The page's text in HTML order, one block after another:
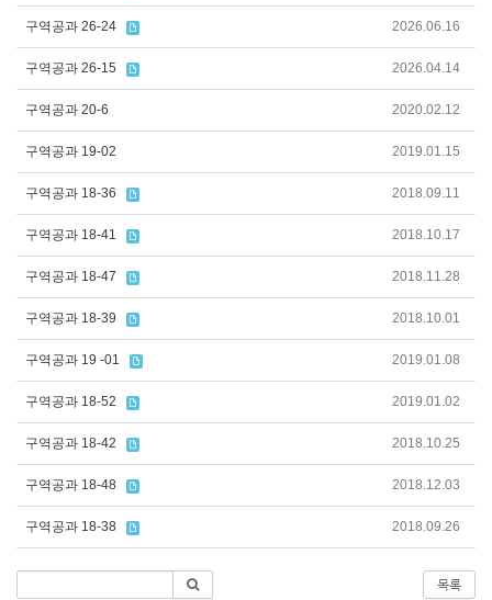
구역공과 26-24 2026.06.16
구역공과 26-15 2026.04.14
구역공과 20-6 2020.02.12
구역공과 19-02 2019.01.15
구역공과 18-36 2018.09.11
구역공과 18-41 2018.10.17
구역공과 18-47 2018.11.28
구역공과 18-39 2018.10.01
구역공과 19 -01 2019.01.08
구역공과 18-52 2019.01.02
구역공과 18-42 2018.10.25
구역공과 18-48 2018.12.03
구역공과 18-38 2018.09.26
목록